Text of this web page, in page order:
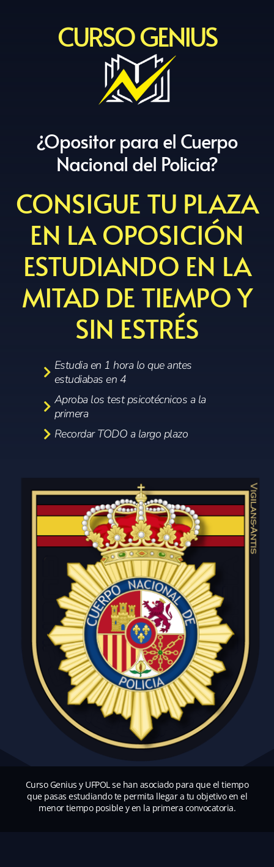
CURSO GENIUS
¿Opositor para el Cuerpo
Nacional del Policia?
CONSIGUE TU PLAZA
EN LA OPOSICIÓN
ESTUDIANDO EN LA
MITAD DE TIEMPO Y
SIN ESTRÉS
Estudia en 1 hora lo que antes
estudiabas en 4
Aproba los test psicotécnicos a la
primera
Recordar TODO a largo plazo
Curso Genius y UFPOL se han asociado para que el tiempo
que pasas estudiando te permita llegar a tu objetivo en el
menor tiempo posible y en la primera convocatoria.